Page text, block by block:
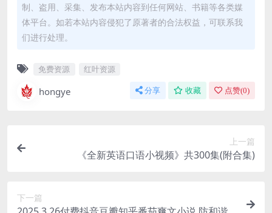
制、盗用、采集、发布本站内容到任何网站、书籍等各类媒
体平台。如若本站内容侵犯了原著者的合法权益，可联系我
们进行处理。
免费资源 红叶资源
hongye 分享 收藏 点赞(0)
上一篇
《全新英语口语小视频》共300集(附合集)
下一篇